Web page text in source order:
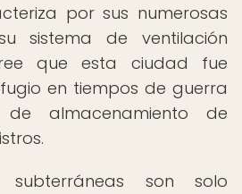
por sus numerosas
sistema de ventilación
que esta ciudad fue
en tiempos de guerra
almacenamiento de
subterráneas son solo